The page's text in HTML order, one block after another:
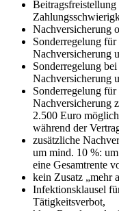
Nachversicherung
Sonderregelung
Nachversicherung
Sonderregelung
Nachversicherung
Sonderregelung
Nachversicherung
2.500 Euro
während der
zusätzliche
um mind. 10 %:
eine Gesamtrente
kein Zusatz „mehr
Infektionsklausel
Tätigkeitsverbot,